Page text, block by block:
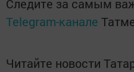
Следите за самым
Telegram-канале
Читайте новости